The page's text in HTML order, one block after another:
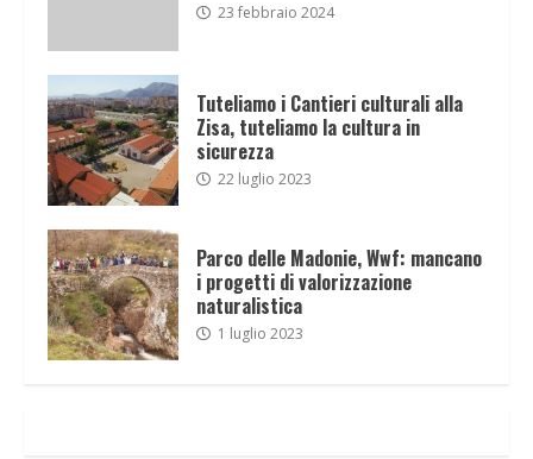
23 febbraio 2024
Tuteliamo i Cantieri culturali alla
Zisa, tuteliamo la cultura in
sicurezza
22 luglio 2023
Parco delle Madonie, Wwf: mancano
i progetti di valorizzazione
naturalistica
1 luglio 2023